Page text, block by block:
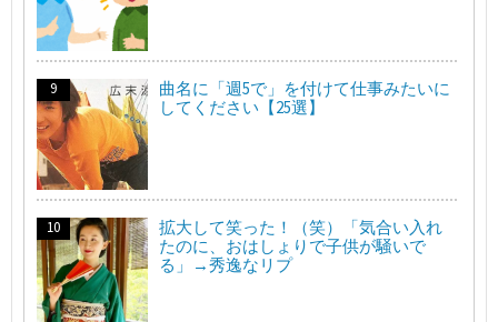
曲名に「週5で」を付けて仕事みたいに
してください【25選】
拡大して笑った！（笑）「気合い入れ
たのに、おはしょりで子供が騒いで
る」→秀逸なリプ